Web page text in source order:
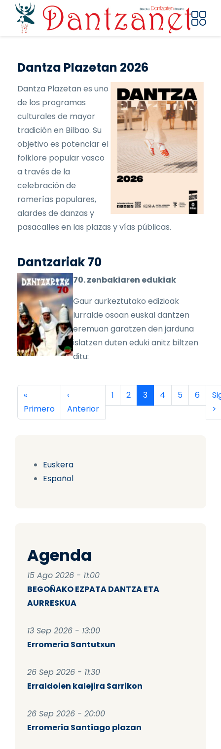
Pasar al contenido principal
Euskera
Español
Agenda
15 Ago 2026 - 11:00
BEGOÑAKO EZPATA DANTZA ETA
AURRESKUA
13 Sep 2026 - 13:00
Erromeria Santutxun
26 Sep 2026 - 11:30
Erraldoien kalejira Sarrikon
26 Sep 2026 - 20:00
Erromeria Santiago plazan
Dantza Plazetan 2026
Dantza Plazetan es uno
de los programas
culturales de mayor
tradición en Bilbao. Su
objetivo es potenciar el
folklore popular vasco
a través de la
celebración de
romerías populares,
alardes de danzas y
pasacalles en las plazas y vías públicas.
Dantzariak 70
70. zenbakiaren edukiak
Gaur aurkeztutako edizioak
lurralde osoan euskal dantzen
eremuan garatzen den jarduna
islatzen duten eduki anitz biltzen
ditu:
Paginación
Primera página
«
Primero
Página anterior
‹
Anterior
Página
1 Página
2 Página actual
3 Página
4 Página
5 Página
6
>